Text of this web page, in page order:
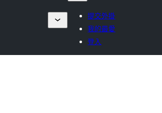
提交外掛
我的最愛
登入